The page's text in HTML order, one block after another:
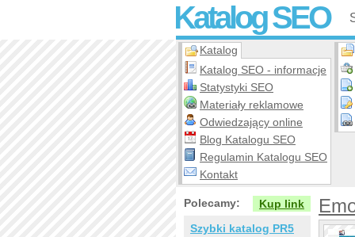
Katalog SEO
Katalog
Katalog SEO - informacje
Statystyki SEO
Materiały reklamowe
Odwiedzający online
Blog Katalogu SEO
Regulamin Katalogu SEO
Kontakt
Polecamy:
Kup link
Szybki katalog PR5